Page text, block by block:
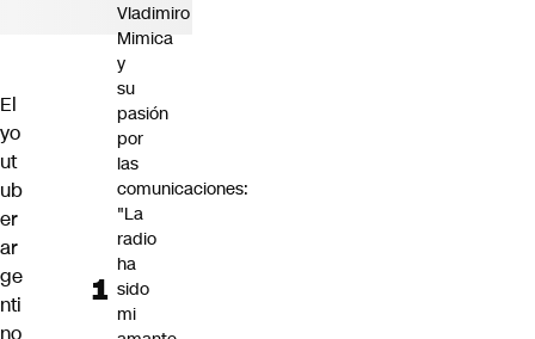
El
yo
ut
ub
er
ar
ge
nti
no
Vladimiro
Mimica
y
su
pasión
por
las
comunicaciones:
"La
radio
ha
sido
mi